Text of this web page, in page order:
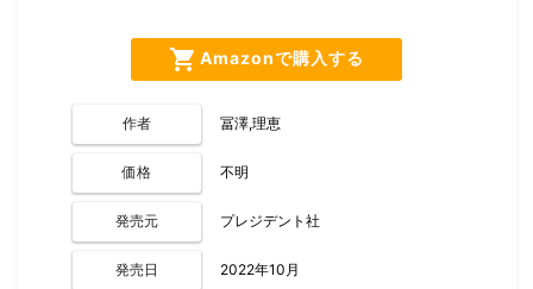
shopping_cart Amazonで購入する
作者 冨澤,理恵
価格 不明
発売元 プレジデント社
発売日 2022年10月